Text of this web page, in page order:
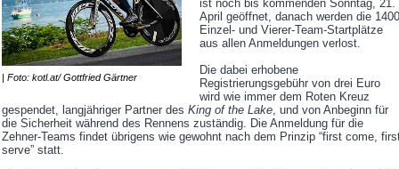
| Foto: kotl.at/ Gottfried Gärtner
ist noch bis kommenden Sonntag, 21.
April geöffnet, danach werden die 1400
Einzel- und Vierer-Team-Startplätze
aus allen Anmeldungen verlost.
Die dabei erhobene
Registrierungsgebühr von drei Euro
wird wie immer dem Roten Kreuz
gespendet, langjähriger Partner des King of the Lake, und von Anbeginn für
die Sicherheit während des Rennens zuständig. Die Anmeldung für die
Zehner-Teams findet übrigens wie gewohnt nach dem Prinzip “first come,
serve” statt.